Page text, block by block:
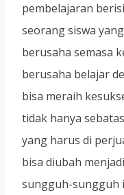
pembelajaran
seorang siswa
berusaha semasa
berusaha belajar
bisa meraih
tidak hanya
yang harus di
bisa diubah
sungguh-sungguh